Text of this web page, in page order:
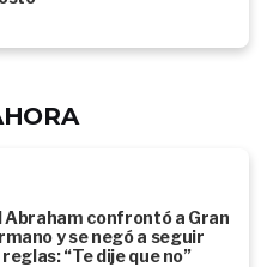
Abraham confrontó a Gran
y se negó a seguir
reglas: “Te dije que no”